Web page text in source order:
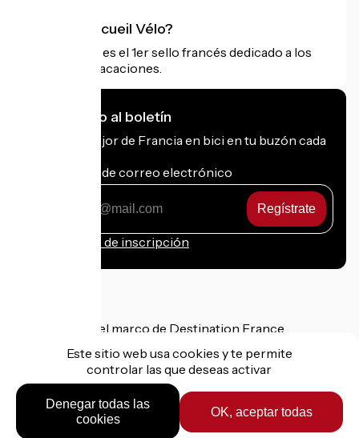
¿Qué es Accueil Vélo?
Accueil Vélo es el 1er sello francés dedicado a los
ciclistas de vacaciones.
Me suscribo al boletín
Recibe lo mejor de Francia en bici en tu buzón cada
Mi dirección de correo electrónico
electrónico
Condiciones de inscripción
Financiado en el marco de Destination France
Información jurídica
Datos personales
Contacto
Este sitio web usa cookies y te permite
controlar las que deseas activar
OK, aceptar todas
Denegar todas las
cookies